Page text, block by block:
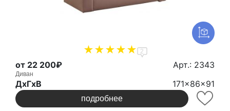
2
от 22 200₽ Арт.: 2343
Диван
ДxГxВ 171x86x91
подробнее